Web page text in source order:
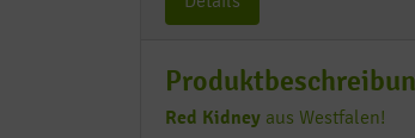
Red Kidney aus Westfalen!